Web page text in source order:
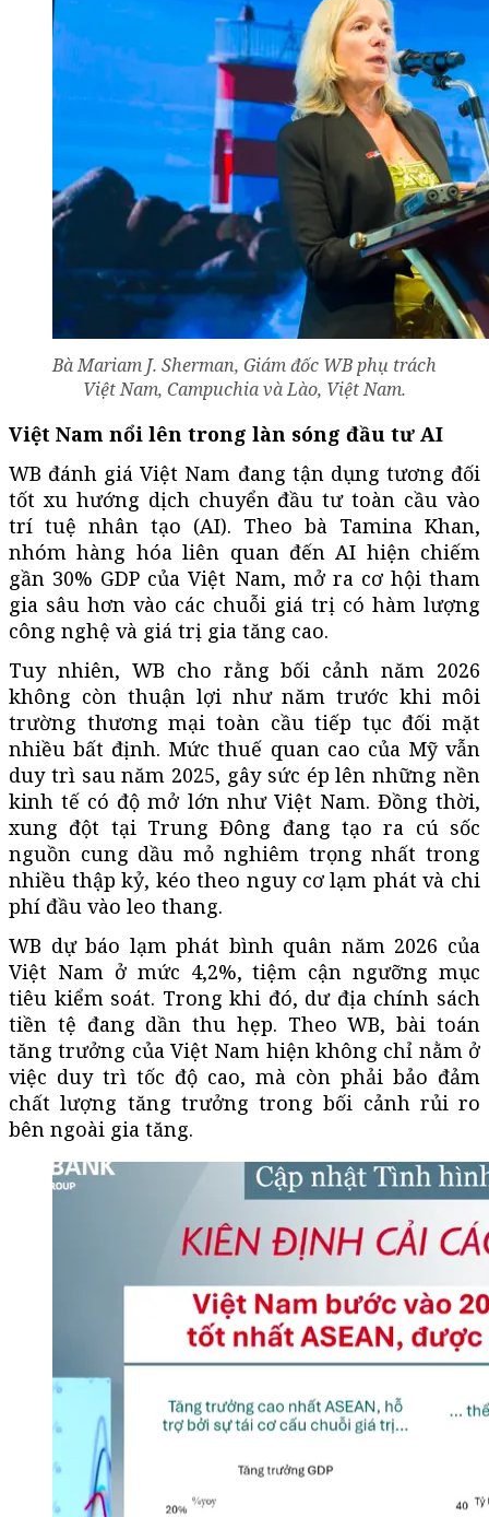
Bà Mariam J. Sherman, Giám đốc WB phụ trách
Việt Nam, Campuchia và Lào, Việt Nam.
Việt Nam nổi lên trong làn sóng đầu tư AI
WB đánh giá Việt Nam đang tận dụng tương đối
tốt xu hướng dịch chuyển đầu tư toàn cầu vào
trí tuệ nhân tạo (AI). Theo bà Tamina Khan,
nhóm hàng hóa liên quan đến AI hiện chiếm
gần 30% GDP của Việt Nam, mở ra cơ hội tham
gia sâu hơn vào các chuỗi giá trị có hàm lượng
công nghệ và giá trị gia tăng cao.
Tuy nhiên, WB cho rằng bối cảnh năm 2026
không còn thuận lợi như năm trước khi môi
trường thương mại toàn cầu tiếp tục đối mặt
nhiều bất định. Mức thuế quan cao của Mỹ vẫn
duy trì sau năm 2025, gây sức ép lên những nền
kinh tế có độ mở lớn như Việt Nam. Đồng thời,
xung đột tại Trung Đông đang tạo ra cú sốc
nguồn cung dầu mỏ nghiêm trọng nhất trong
nhiều thập kỷ, kéo theo nguy cơ lạm phát và chi
phí đầu vào leo thang.
WB dự báo lạm phát bình quân năm 2026 của
Việt Nam ở mức 4,2%, tiệm cận ngưỡng mục
tiêu kiểm soát. Trong khi đó, dư địa chính sách
tiền tệ đang dần thu hẹp. Theo WB, bài toán
tăng trưởng của Việt Nam hiện không chỉ nằm ở
việc duy trì tốc độ cao, mà còn phải bảo đảm
chất lượng tăng trưởng trong bối cảnh rủi ro
bên ngoài gia tăng.